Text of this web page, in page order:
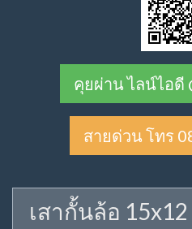
คุยผ่าน ไลน์ไอดี
สายด่วน โทร
เสากั้นล้อ 15x12